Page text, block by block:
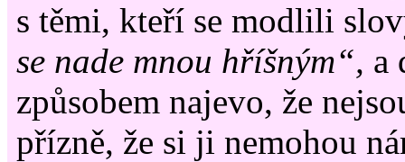
s těmi, kteří se modlili
se nade mnou hříšným“, a
způsobem najevo, že
přízně, že si ji nemohou